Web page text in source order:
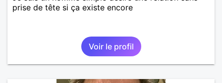
prise de tête si ça existe encore
Voir le profil